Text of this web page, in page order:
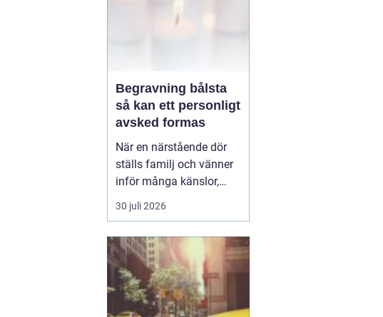
Begravning bålsta
så kan ett personligt
avsked formas
När en närstående dör
ställs familj och vänner
inför många känslor,
men också praktiska
beslut.
ceremoni i någon av
Håbo församlings kyrkor
eller ka...
30 juli 2026